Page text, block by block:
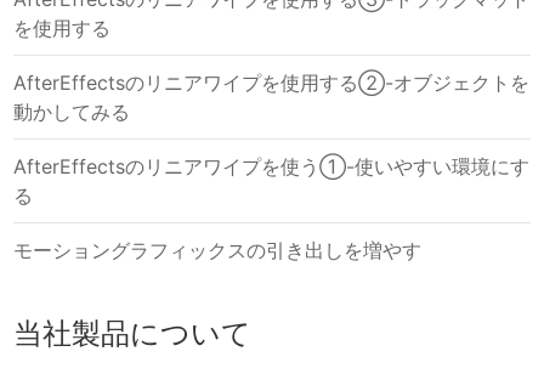
を使用する
AfterEffectsのリニアワイプを使用する②-オブジェクトを
動かしてみる
AfterEffectsのリニアワイプを使う①-使いやすい環境にす
る
モーショングラフィックスの引き出しを増やす
当社製品について